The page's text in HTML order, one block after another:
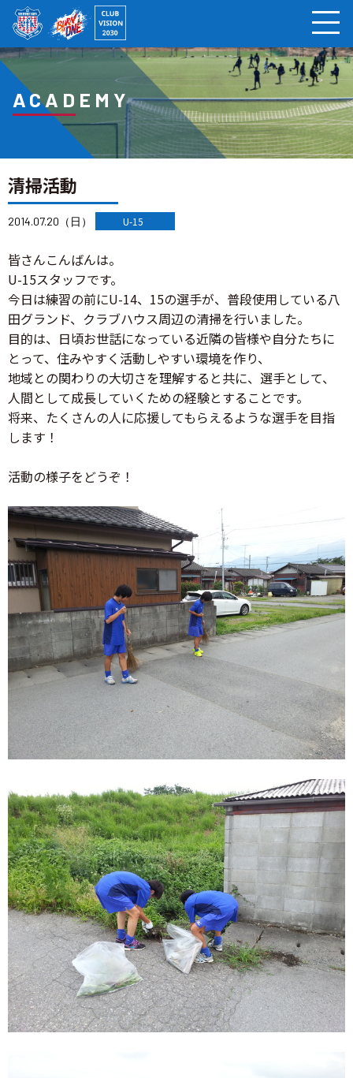
ACADEMY
清掃活動
2014.07.20（日） U-15
皆さんこんばんは。
U-15スタッフです。
今日は練習の前にU-14、15の選手が、普段使用している八
田グランド、クラブハウス周辺の清掃を行いました。
目的は、日頃お世話になっている近隣の皆様や自分たちに
とって、住みやすく活動しやすい環境を作り、
地域との関わりの大切さを理解すると共に、選手として、
人間として成長していくための経験とすることです。
将来、たくさんの人に応援してもらえるような選手を目指
します！
活動の様子をどうぞ！